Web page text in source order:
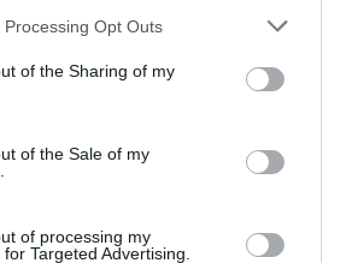
Opt Outs
of the Sharing of my
of the Sale of my
of processing my
Targeted Advertising.